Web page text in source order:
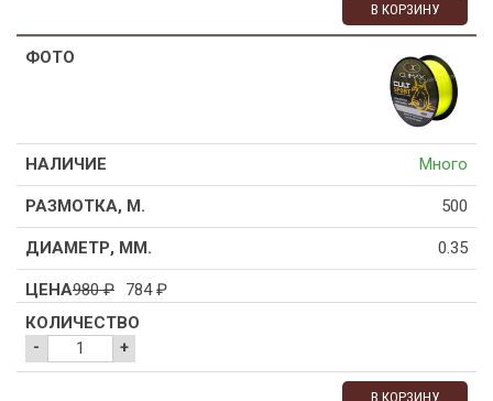
В КОРЗИНУ
Много
500
0.35
980₽ 784₽
- +
В КОРЗИНУ